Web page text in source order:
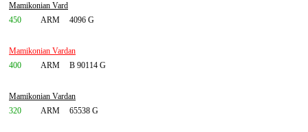
Mamikonian Vard
450
ARM 4096 G
Mamikonian Vardan
400
ARM B 90114 G
Mamikonian Vardan
320
ARM 65538 G